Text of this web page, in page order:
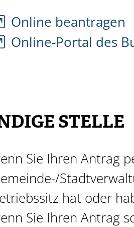
Online beantragen
Online-Portal des
STELLE
Sie Ihren Antrag
hat oder
Sie Ihren Antrag